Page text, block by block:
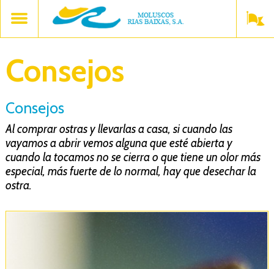
Consejos
Consejos
Al comprar ostras y llevarlas a casa, si cuando las
vayamos a abrir vemos alguna que esté abierta y
cuando la tocamos no se cierra o que tiene un olor más
especial, más fuerte de lo normal, hay que desechar la
ostra.